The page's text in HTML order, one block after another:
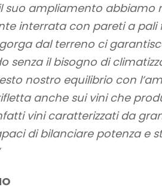
suo ampliamento abbiamo
interrata con pareti a pali
dal terreno ci
senza il bisogno di
nostro equilibrio con
anche sui vini che
vini caratterizzati da
di bilanciare potenza e